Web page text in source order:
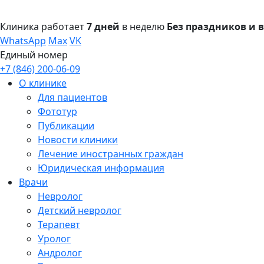
Клиника работает7 дней в неделю Без праздников и
WhatsApp MaxVK
Единый номер
+7 (846) 200-06-09
О клинике
Для пациентов
Фототур
Публикации
Новости клиники
Лечение иностранных граждан
Юридическая информация
Врачи
Невролог
Детский невролог
Терапевт
Уролог
Андролог